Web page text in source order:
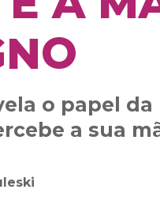
o papel da
a sua